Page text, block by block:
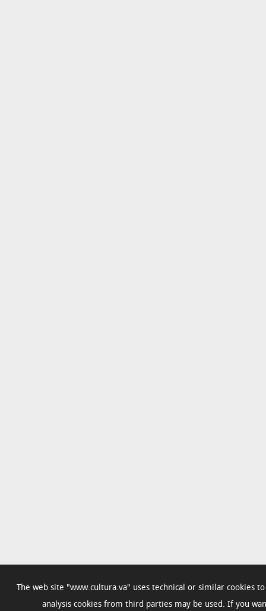
The web site "www.cultura.va" uses technical or similar cookies
analysis cookies from third parties may be used. If you